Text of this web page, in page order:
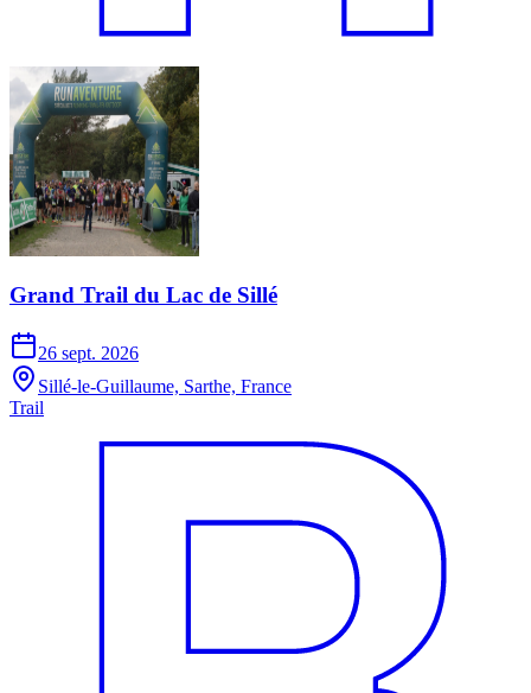
Grand Trail du Lac de Sillé
26 sept. 2026
Sillé-le-Guillaume, Sarthe, France
Trail